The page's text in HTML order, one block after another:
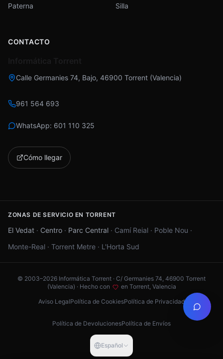
Paterna Silla
CONTACTO
Calle Germanies 74, Bajo, 46900 Torrent (Valencia)
961 564 693
WhatsApp: 601 110 325
Cómo llegar
ZONAS DE SERVICIO EN TORRENT
El Vedat · Centro · Parc Central · Camí Reial · Poble Nou ·
Monte-Real · Torrent Metre · L'Horta Sud
© 2003–2026 Informática Torrent · C/ Germanies 74, 46900 Torrent
(Valencia) · Hecho con
en Torrent, Valencia
Aviso LegalPolítica de CookiesPolítica de Privacidad
Política de DevolucionesPolítica de Envíos
Español